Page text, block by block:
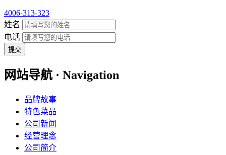
4006-313-323
姓名
电话
提交
网站导航 · Navigation
品牌故事
特色菜品
公司新闻
经营理念
公司简介